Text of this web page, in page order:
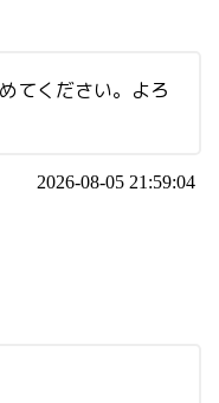
てください。よろ
2026-08-05 21:59:04